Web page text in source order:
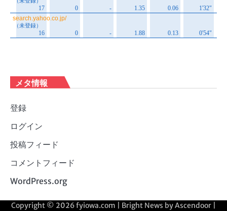
メタ情報
登録
ログイン
投稿フィード
コメントフィード
WordPress.org
Copyright © 2026fyiowa.com | Bright News byAscendoor